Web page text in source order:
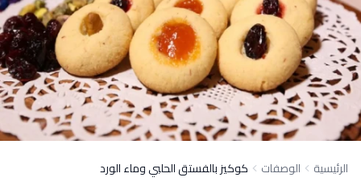
الرئيسية الوصفات كوكيز بالفستق الحلبي وماء الورد